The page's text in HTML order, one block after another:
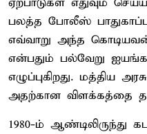
பலத்த போலீஸ்
எவ்வாறு அந்த கொடியவன்
என்பதும் பல்வேறு
எழுப்புகிறது. மத்திய
அதற்கான விளக்கத்தை
1980-ம் ஆண்டிலிருந்து